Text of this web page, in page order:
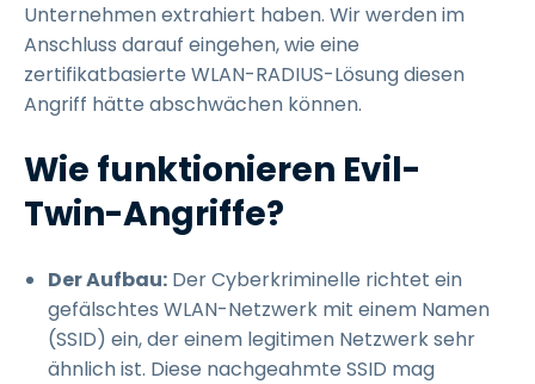
Unternehmen extrahiert haben. Wir werden im
Anschluss darauf eingehen, wie eine
zertifikatbasierte WLAN-RADIUS-Lösung diesen
Angriff hätte abschwächen können.
Wie funktionieren Evil-
Twin-Angriffe?
Der Aufbau: Der Cyberkriminelle richtet ein
gefälschtes WLAN-Netzwerk mit einem Namen
(SSID) ein, der einem legitimen Netzwerk sehr
ähnlich ist. Diese nachgeahmte SSID mag